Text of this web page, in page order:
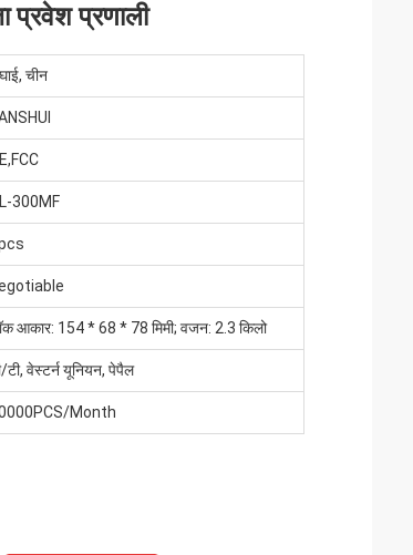
प्रवेश प्रणाली
चीन
300MF
आकार: 154 * 68 * 78 मिमी; वजन: 2.3 किलो
टी, वेस्टर्न यूनियन, पेपैल
Month